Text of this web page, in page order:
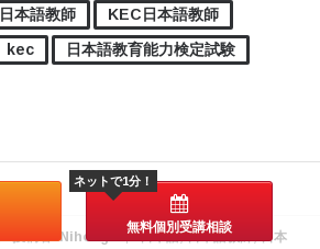
無料個別受講相談
ネットで1分！
日本語教師
KEC日本語教師
kec
日本語教育能力検定試験
Nihongo 日本語,日本語教師
日本